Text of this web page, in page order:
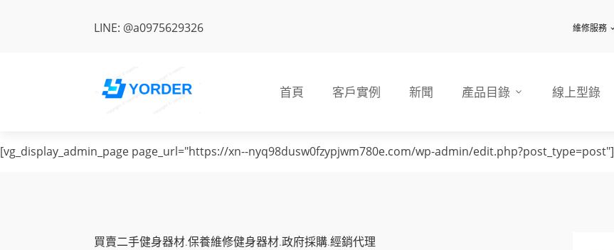
LINE: @a0975629326 維修服務
首頁 客戶實例 新聞 產品目錄 線上型錄
[vg_display_admin_page page_url="https://xn--nyq98dusw0fzypjwm780e.com/wp-admin/edit.php?post_type=post"]
買賣二手健身器材.保養維修健身器材.政府採購.經銷代理